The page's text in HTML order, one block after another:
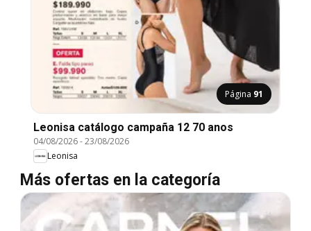
Página 91
Leonisa catálogo campaña 12 70 anos
04/08/2026-23/08/2026
Leonisa
Más ofertas en la categoría